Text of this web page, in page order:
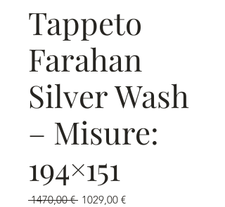
Tappeto
Farahan
Silver Wash
– Misure:
194×151
1470,00 € Prezzo
1029,00 €Prezzo